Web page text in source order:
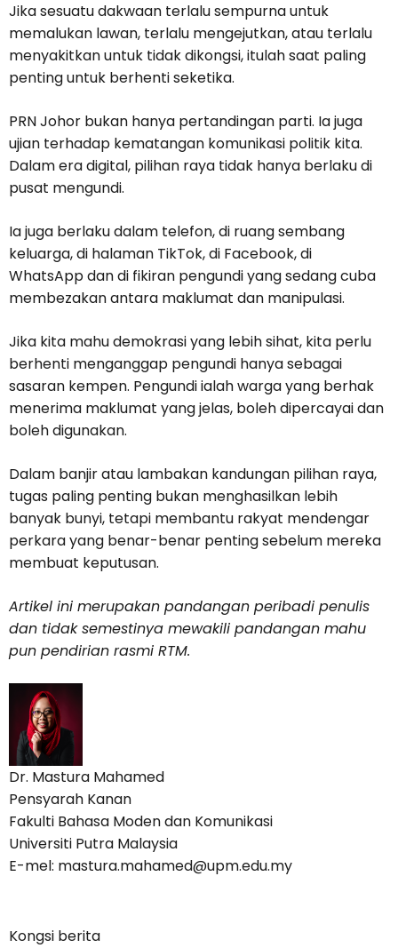
Jika sesuatu dakwaan terlalu sempurna untuk
memalukan lawan, terlalu mengejutkan, atau terlalu
menyakitkan untuk tidak dikongsi, itulah saat paling
penting untuk berhenti seketika.
PRN Johor bukan hanya pertandingan parti. Ia juga
ujian terhadap kematangan komunikasi politik kita.
Dalam era digital, pilihan raya tidak hanya berlaku di
pusat mengundi.
Ia juga berlaku dalam telefon, di ruang sembang
keluarga, di halaman TikTok, di Facebook, di
WhatsApp dan di fikiran pengundi yang sedang cuba
membezakan antara maklumat dan manipulasi.
Jika kita mahu demokrasi yang lebih sihat, kita perlu
berhenti menganggap pengundi hanya sebagai
sasaran kempen. Pengundi ialah warga yang berhak
menerima maklumat yang jelas, boleh dipercayai dan
boleh digunakan.
Dalam banjir atau lambakan kandungan pilihan raya,
tugas paling penting bukan menghasilkan lebih
banyak bunyi, tetapi membantu rakyat mendengar
perkara yang benar-benar penting sebelum mereka
membuat keputusan.
Artikel ini merupakan pandangan peribadi penulis
dan tidak semestinya mewakili pandangan mahu
pun pendirian rasmi RTM.
Dr. Mastura Mahamed
Pensyarah Kanan
Fakulti Bahasa Moden dan Komunikasi
Universiti Putra Malaysia
E-mel: mastura.mahamed@upm.edu.my
Kongsi berita